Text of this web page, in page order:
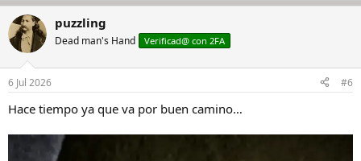
c
c
i
e
:
puzzling
Dead man's Hand Verificad@ con 2FA
6 Jul 2026 #6
Hace tiempo ya que va por buen camino…